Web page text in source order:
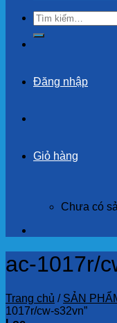
Tìm
kiếm:
Đăng nhập
Giỏ hàng
Chưa có
ac-1017r/
Trang chủ / SẢN
1017r/cw-s32vn”